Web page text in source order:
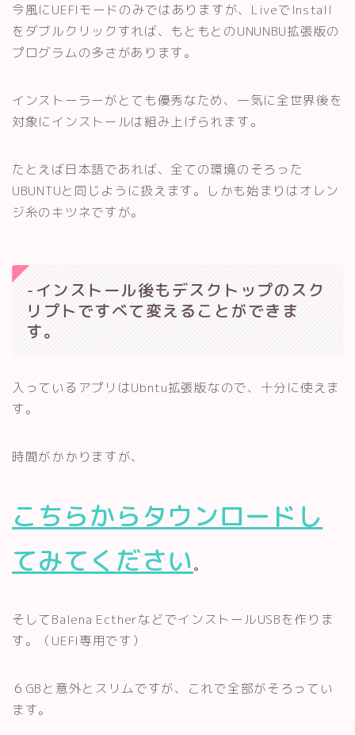
今風にUEFIモードのみではありますが、LiveでInstall
をダブルクリックすれば、もともとのUNUNBU拡張版の
プログラムの多さがあります。
インストーラーがとても優秀なため、一気に全世界後を
対象にインストールは組み上げられます。
たとえば日本語であれば、全ての環境のそろった
UBUNTUと同じように扱えます。しかも始まりはオレン
ジ糸のキツネですが。
-インストール後もデスクトップのスク
リプトですべて変えることができま
す。
入っているアプリはUbntu拡張版なので、十分に使えま
す。
時間がかかりますが、
こちらからタウンロードし
てみてください。
そしてBalena EctherなどでインストールUSBを作りま
す。（UEFI専用です）
６GBと意外とスリムですが、これで全部がそろってい
ます。